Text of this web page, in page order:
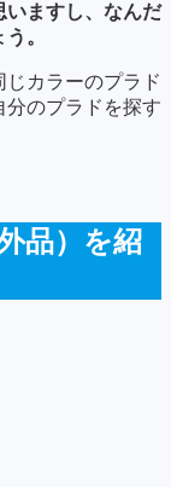
いますし、なんだ
。
カラーのプラド
分のプラドを探す
品）を紹